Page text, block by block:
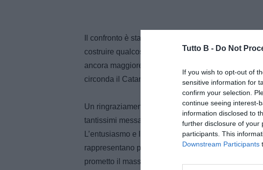
Tutto B - Do Not
If you wish to opt-out of
sensitive information for
confirm your selection.
continue seeing interest-
information disclosed to
further disclosure of your
participants. This
Downstream Participants
Il confronto è stato franco, costruttivo e animato
costruire qualcosa di importante per questa città e
ancora maggiore convinzione, consapevoli del
circonda il Catanzaro.
Un ringraziamento speciale voglio rivolgerlo ai
tantissimi messaggi di affetto e di stima, sia
L’entusiasmo e la vicinanza che hanno
rappresentano per me un motivo di orgoglio e una
prometto il massimo impegno, perché il Catanzaro